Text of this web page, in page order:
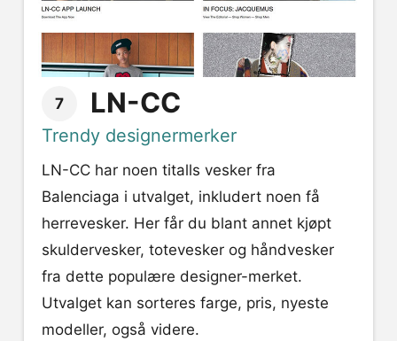
7 LN-CC
Trendy designermerker
LN-CC har noen titalls vesker fra
Balenciaga i utvalget, inkludert noen få
herrevesker. Her får du blant annet kjøpt
skuldervesker, totevesker og håndvesker
fra dette populære designer-merket.
Utvalget kan sorteres farge, pris, nyeste
modeller, også videre.